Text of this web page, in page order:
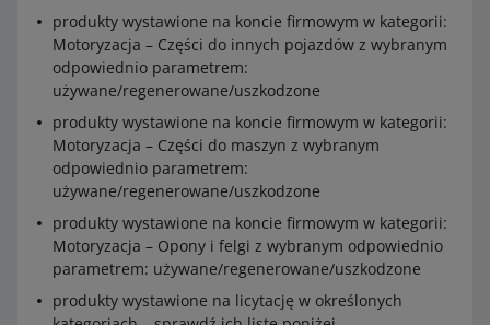
przedmiotów wystawionych w licytacji, w
kategorii: Moda i Uroda – Odzież, Obuwie,
Dodatki
Sztuka
dzieł sztuki innych niż rzeźby (oryginalne
obrazy malarskie, rysunki, grafiki, plakaty,
reprodukcje mogą wypełniać całą
powierzchnię zdjęcia
Design i antyki
produkty wystawione na koncie firmowym w kategorii:
Motoryzacja – Części do innych pojazdów z wybranym
odpowiednio parametrem:
używane/regenerowane/uszkodzone
produkty wystawione na koncie firmowym w kategorii:
Motoryzacja – Części do maszyn z wybranym
odpowiednio parametrem:
używane/regenerowane/uszkodzone
produkty wystawione na koncie firmowym w kategorii:
Motoryzacja – Opony i felgi z wybranym odpowiednio
parametrem: używane/regenerowane/uszkodzone
produkty wystawione na licytację w określonych